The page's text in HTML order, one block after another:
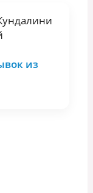
из